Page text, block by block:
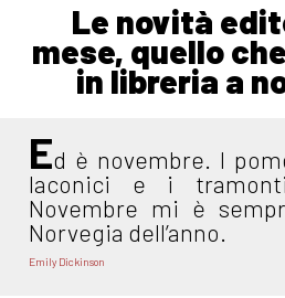
Le novità
mese, quello
in libreria a
Ed è novembre. I
laconici e i
Novembre mi è
Norvegia dell’anno.
Emily Dickinson